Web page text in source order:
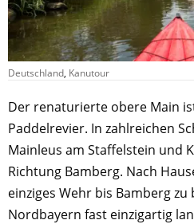
Deutschland, Kanutour
Der renaturierte obere Main
Paddelrevier. In zahlreichen
Mainleus am Staffelstein und
Richtung Bamberg. Nach
einziges Wehr bis Bamberg
Nordbayern fast einzigartig